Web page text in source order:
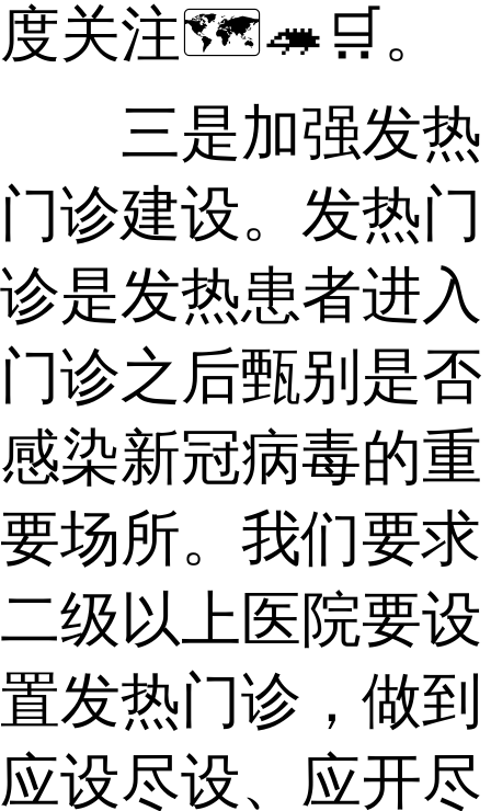
度关注🗺🦔🛒。
三是加强发热
门诊建设。发热门
诊是发热患者进入
门诊之后甄别是否
感染新冠病毒的重
要场所。我们要求
二级以上医院要设
置发热门诊，做到
应设尽设、应开尽